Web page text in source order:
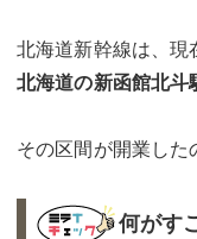
北海道新幹線は、現
北海道の新函館北斗
その区間が開業した
何がす